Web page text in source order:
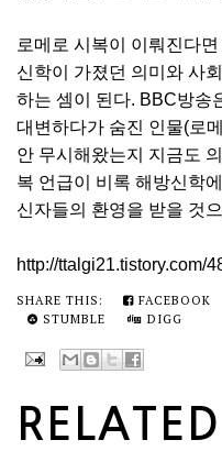
로메로 시복이 이뤄진다
신학이 가졌던 의미와 사
하는 셈이 된다. BBC방송
대변하다가 숨진 인물(로
안 무시해왔는지 지금도
복 언급이 비록 해방신학
신자들의 환영을 받을 것
http://ttalgi21.tistory.com/
SHARE THIS: FACEBOOK
STUMBLE
DIGG